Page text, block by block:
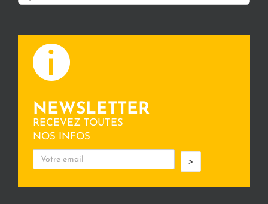
NEWSLETTER
RECEVEZ TOUTES
NOS INFOS
>